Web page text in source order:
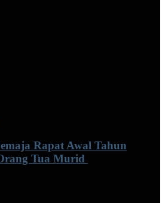
Rapat Awal Tahun
Tua Murid